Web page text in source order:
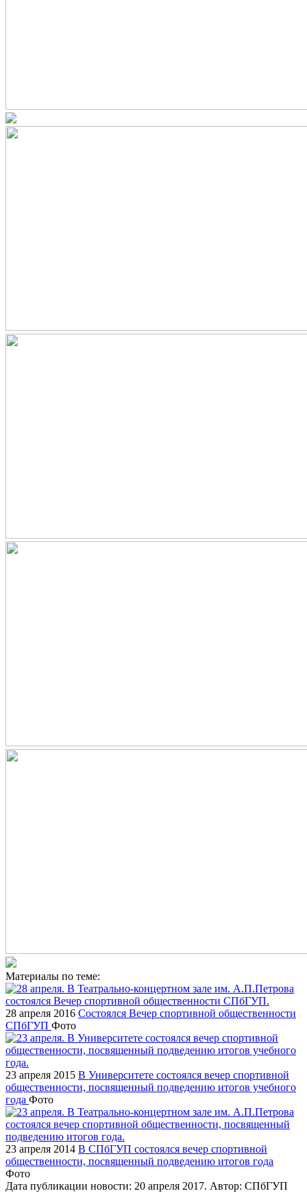
Материалы по теме:
28 апреля 2016 Состоялся Вечер спортивной общественности
СПбГУП Фото
23 апреля 2015 В Университете состоялся вечер спортивной
общественности, посвященный подведению итогов учебного
года Фото
23 апреля 2014 В СПбГУП состоялся вечер спортивной
общественности, посвященный подведению итогов года
Фото
Дата публикации новости: 20 апреля 2017. Автор: СПбГУП